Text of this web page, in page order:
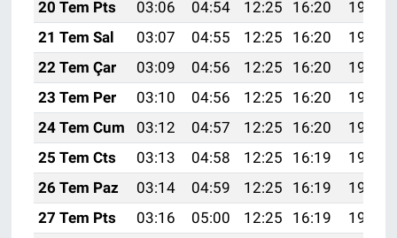
20 Tem Pts
03:06 04:54 12:25 16:20
19:46
21 Tem Sal
03:07 04:55 12:25 16:20
19:45
22 Tem Çar
03:09 04:56 12:25 16:20
19:44
23 Tem Per
03:10 04:56 12:25 16:20
19:43
24 Tem Cum
03:12 04:57 12:25 16:20
19:42
25 Tem Cts
03:13 04:58 12:25 16:19
19:42
26 Tem Paz
03:14 04:59 12:25 16:19
19:41
27 Tem Pts
03:16 05:00 12:25 16:19
19:40